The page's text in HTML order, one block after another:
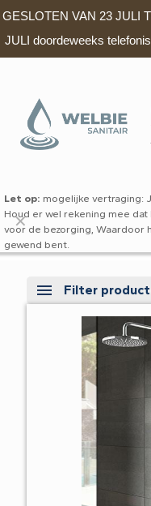
GESLOTEN VAN 23 JULI
JULI doordeweeks
Let op: mogelijke vertraging:
Houd er wel rekening mee
voor de bezorging, Waardoor
gewend bent.
✕
Filter